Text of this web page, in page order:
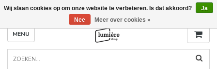
MENU
Wij slaan cookies op om onze website te verbeteren. Is dat akkoord?
Ja
Nee
Meer over cookies »